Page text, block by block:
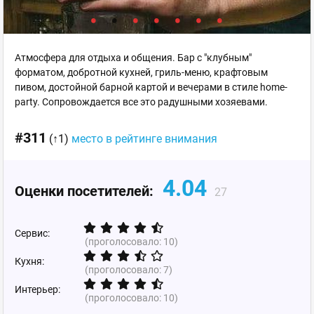
Атмосфера для отдыха и общения. Бар с "клубным"
форматом, добротной кухней, гриль-меню, крафтовым
пивом, достойной барной картой и вечерами в стиле home-
party. Сопровождается все это радушными хозяевами.
#311 (↑1) место в рейтинге внимания
Оценки посетителей: 4.04 27
Сервис:
(проголосовало: 10)
Кухня:
(проголосовало:7)
Интерьер:
(проголосовало: 10)